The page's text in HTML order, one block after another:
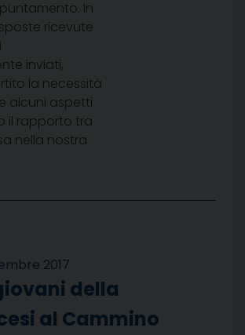
In
ricevute
inviati,
la necessità
alcuni aspetti
il rapporto tra
nella nostra
2017
della
al Cammino